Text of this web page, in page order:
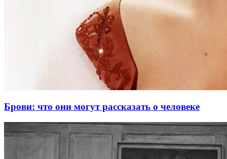
Брови: что они могут рассказать о человеке